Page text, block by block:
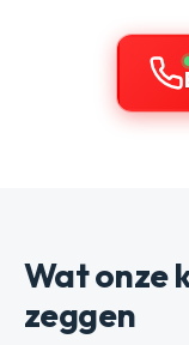
Wat onze
zeggen